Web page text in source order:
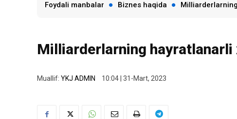
Foydali manbalar Biznes haqida
Milliarderlarning hayratlanarli
Muallif: YKJ ADMIN 10:04 | 31-Mart, 2023